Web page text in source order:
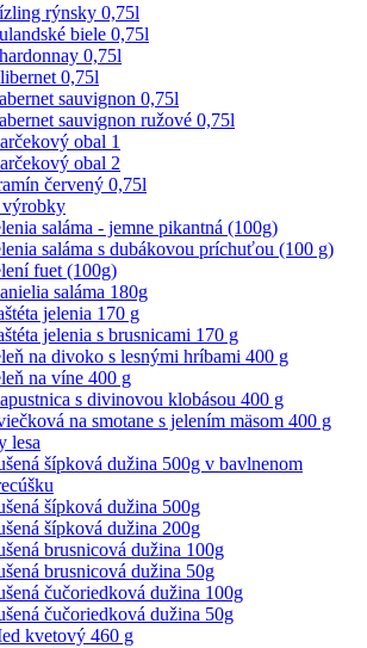
rýnsky 0,75l
biele 0,75l
0,75l
0,75l
sauvignon 0,75l
sauvignon ružové 0,75l
obal 1
obal 2
červený 0,75l
výrobky
saláma - jemne pikantná (100g)
saláma s dubákovou príchuťou (100 g)
fuet (100g)
saláma 180g
jelenia 170 g
jelenia s brusnicami 170 g
na divoko s lesnými hríbami 400 g
na víne 400 g
s divinovou klobásou 400 g
na smotane s jelením mäsom 400 g
lesa
šípková dužina 500g v bavlnenom
šípková dužina 500g
šípková dužina 200g
brusnicová dužina 100g
brusnicová dužina 50g
čučoriedková dužina 100g
čučoriedková dužina 50g
kvetový 460 g